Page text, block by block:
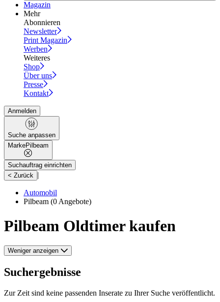
Magazin
Mehr
Abonnieren
Newsletter
Print Magazin
Werben
Weiteres
Shop
Über uns
Presse
Kontakt
Anmelden
Suche anpassen
MarkePilbeam
Suchauftrag einrichten
< Zurück |
Automobil
Pilbeam (0 Angebote)
Pilbeam Oldtimer kaufen
Weniger anzeigen
Suchergebnisse
Zur Zeit sind keine passenden Inserate zu Ihrer Suche veröffentlicht.